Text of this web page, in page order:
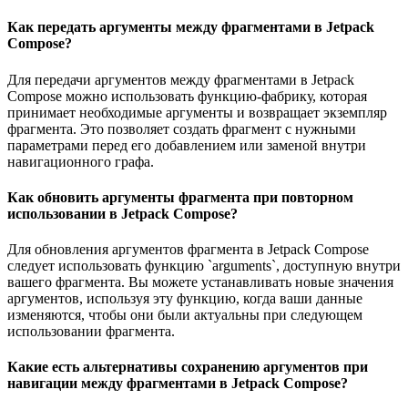
Как передать аргументы между фрагментами в Jetpack
Compose?
Для передачи аргументов между фрагментами в Jetpack
Compose можно использовать функцию-фабрику, которая
принимает необходимые аргументы и возвращает экземпляр
фрагмента. Это позволяет создать фрагмент с нужными
параметрами перед его добавлением или заменой внутри
навигационного графа.
Как обновить аргументы фрагмента при повторном
использовании в Jetpack Compose?
Для обновления аргументов фрагмента в Jetpack Compose
следует использовать функцию `arguments`, доступную внутри
вашего фрагмента. Вы можете устанавливать новые значения
аргументов, используя эту функцию, когда ваши данные
изменяются, чтобы они были актуальны при следующем
использовании фрагмента.
Какие есть альтернативы сохранению аргументов при
навигации между фрагментами в Jetpack Compose?